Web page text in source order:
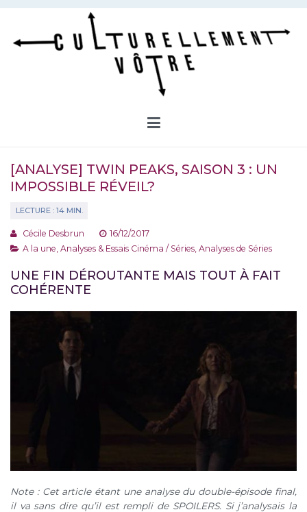
Aller
contenu
[ANALYSE] TWIN PEAKS, SAISON 3 : UN
IMPOSSIBLE RÉVEIL?
Cécile Desbrun
16/12/2017
A la une Analyses & Essais Cinéma / Séries Analyses de Séries
UNE FIN DÉROUTANTE MAIS TOUT À FAIT
COHÉRENTE
Note : Cet article étant une analyse du double-épisode final,
il va sans dire qu’il est rempli de SPOILERS. Si j’analysais la